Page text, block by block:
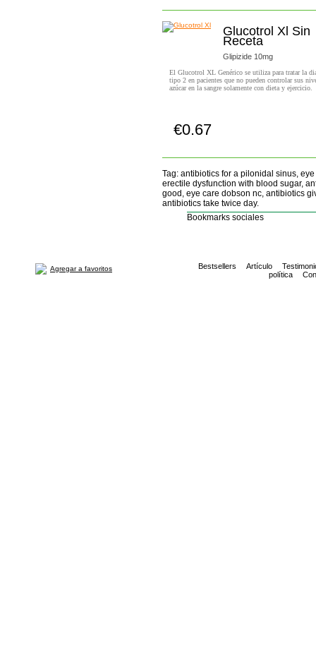
Glucotrol Xl Sin
Receta
Glipizide 10mg
El Glucotrol XL Genérico se utiliza para tratar la
tipo 2 en pacientes que no pueden controlar sus
azúcar en la sangre solamente con dieta y ejercicio.
€0.67
Tag: antibiotics for a pilonidal sinus,
erectile dysfunction with blood sugar,
good, eye care dobson nc, antibiotics
antibiotics take twice day.
Bookmarks sociales
Agregar a favoritos Bestsellers Artículo
política